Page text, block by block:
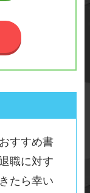
すすめ書
職に対す
たら幸い